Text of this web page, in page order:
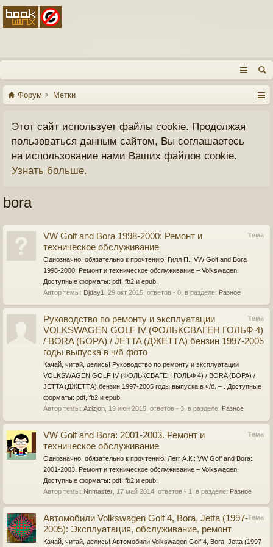
Форум Метки
Этот сайт использует файлы cookie. Продолжая
пользоваться данным сайтом, Вы соглашаетесь
на использование нами Ваших файлов cookie.
Узнать больше.
bora
Тема
VW Golf and Bora 1998-2000: Ремонт и
техническое обслуживание
Однозначно, обязательно к прочтению! Гилл П.: VW Golf and Bora
1998-2000: Ремонт и техническое обслуживание – Volkswagen.
Доступные форматы: pdf, fb2 и epub.
Автор темы: Djday1 29 окт 2015 , ответов - 0, в разделе: Разное
Тема
Руководство по ремонту и эксплуатации
VOLKSWAGEN GOLF IV (ФОЛЬКСВАГЕН ГОЛЬФ 4)
/ BORA (БОРА) / JETTA (ДЖЕТТА) бензин 1997-2005
годы выпуска в ч/б фото
Качай, читай, делись! Руководство по ремонту и эксплуатации
VOLKSWAGEN GOLF IV (ФОЛЬКСВАГЕН ГОЛЬФ 4) / BORA (БОРА) /
JETTA (ДЖЕТТА) бензин 1997-2005 годы выпуска в ч/б. – . Доступные
форматы: pdf, fb2 и epub.
Автор темы: Azizjon 19 июн 2015 , ответов - 3, в разделе: Разное
Тема
VW Golf and Bora: 2001-2003. Ремонт и
техническое обслуживание
Однозначно, обязательно к прочтению! Легг А.К.: VW Golf and Bora:
2001-2003. Ремонт и техническое обслуживание – Volkswagen.
Доступные форматы: pdf, fb2 и epub.
Автор темы: Nnmaster 17 май 2014 , ответов - 1, в разделе: Разное
Тема
Автомобили Volkswagen Golf 4, Bora, Jetta (1997-
2005): Эксплуатация, обслуживание, ремонт
Качай, читай, делись! Автомобили Volkswagen Golf 4, Bora, Jetta (1997-